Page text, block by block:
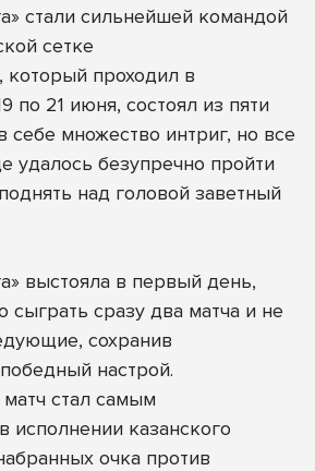
стали сильнейшей командой
сетке
который проходил в
по 21 июня, состоял из пяти
себе множество интриг, но все
удалось безупречно пройти
над головой заветный
выстояла в первый день,
сыграть сразу два матча и не
сохранив
настрой.
стал самым
исполнении казанского
очка против